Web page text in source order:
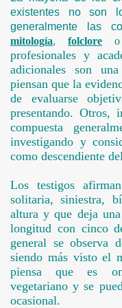
existentes no son
generalmente las
mitología, folclore o
profesionales y
adicionales son
piensan que la
de evaluarse
presentando. Otros,
compuesta
investigando y
como descendiente
Los testigos
solitaria, siniestra,
altura y que deja
longitud con cinco
general se observa
siendo más visto el
piensa que es
vegetariano y se
ocasional.